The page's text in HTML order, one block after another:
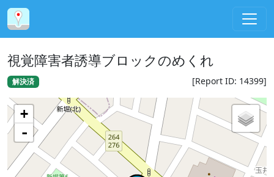
視覚障害者誘導ブロックのめくれ
解決済 [Report ID: 14399]
+
-